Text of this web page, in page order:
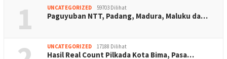
1 UNCATEGORIZED 59703 Dilihat
Paguyuban NTT, Padang, Madura, Maluku da…
UNCATEGORIZED 17188 Dilihat
Hasil Real Count Pilkada Kota Bima, Pasa…